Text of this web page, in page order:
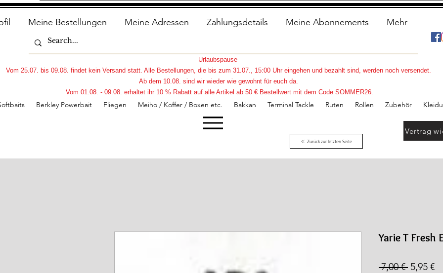
www.angel-area.com
Meine Bestellungen Meine Adressen Zahlungsdetails Meine Abonnements Mehr
Berkley Powerbait Fliegen Meiho / Koffer / Boxen etc. Bakkan Terminal Tackle Ruten Rollen Zubehör
Urlaubspause
Vom 25.07. bis 09.08. findet kein Versand statt. Alle Bestellungen, die bis zum 31.07., 15:00 Uhr eingehen und bezahlt sind, werden noch versendet.
Ab dem 10.08. sind wir wieder wie gewohnt für euch da.
Vom 01.08. - 09.08. erhaltet ihr 10 % Rabatt auf alle Artikel ab 50 € Bestellwert mit dem Code SOMMER26.
Vertrag
Zurück zur letzten Seite
Yarie T Fresh
7,00 € Běžná
5,95 €